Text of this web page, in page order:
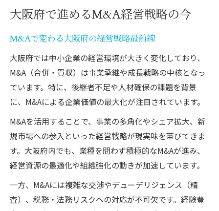
事業承継に役立つ大阪府のM&A支援策
M&A活用のための大阪府支援策とは
事業承継を円滑にするM&A支援の充実
大阪府で利用できるM&A相談窓口の活用
M&A支援策で広がる事業承継の選択肢
M&A支援を受ける際のポイントと注意点
M&A促進に不可欠な最新補助制度の活用法
M&Aに役立つ最新補助制度の特徴と選び方
大阪府で活用できるM&A補助制度の全体像
M&A補助制度申請の基本ステップを解説
補助制度を使ったM&A成功事例とコツ
M&A補助制度を活かすための申請準備術
中小企業が注目するM&A成功の秘訣とは
大阪府で進めるM&A経営戦略の今
M&Aで変わる大阪府の経営戦略最前線
大阪府では中小企業の経営環境が大きく変化しており、
M&A（合併・買収）は事業承継や成長戦略の中核となっ
ています。特に、後継者不足や人材確保の課題を背景
に、M&Aによる企業価値の最大化が注目されています。
M&Aを活用することで、事業の多角化やシェア拡大、新
規市場への参入といった経営戦略が現実味を帯びてきま
す。大阪府内でも、業種を問わず積極的なM&Aが進み、
経営資源の最適化や組織強化の動きが加速しています。
一方、M&Aには複雑な交渉やデューデリジェンス（精
査）、税務・法務リスクへの対応が不可欠です。経験豊